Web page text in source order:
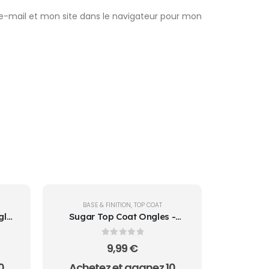
mail et mon site dans le navigateur pour mon
BASE & FINITION, TOP COAT
Sugar Top Coat Ongles -
Effet Sucre | Vente La
sur 5
9,99€